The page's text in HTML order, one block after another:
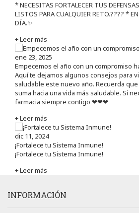
* NECESITAS FORTALECER TUS
LISTOS PARA CUALQUIER RETO.???? *
DÍA.✨
+ Leer más
ene 23, 2025
Empecemos el año con un compromiso
Aquí te dejamos algunos consejos para
saludable este nuevo año. Recuerda
suma hacia una vida más saludable. Si
farmacia siempre contigo ❤❤❤
+ Leer más
dic 11, 2024
¡Fortalece tu Sistema Inmune!
¡Fortalece tu Sistema Inmune!
+ Leer más
INFORMACIÓN